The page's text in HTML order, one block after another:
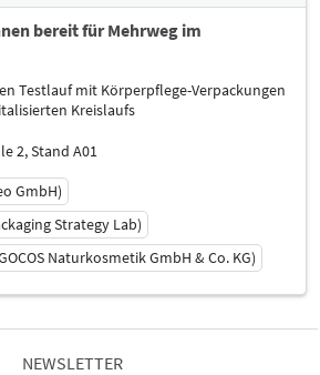
bereit für Mehrweg im
Testlauf mit Körperpflege-Verpackungen
Kreislaufs
2, Stand A01
GmbH)
Strategy Lab)
Naturkosmetik GmbH & Co. KG)
NEWSLETTER